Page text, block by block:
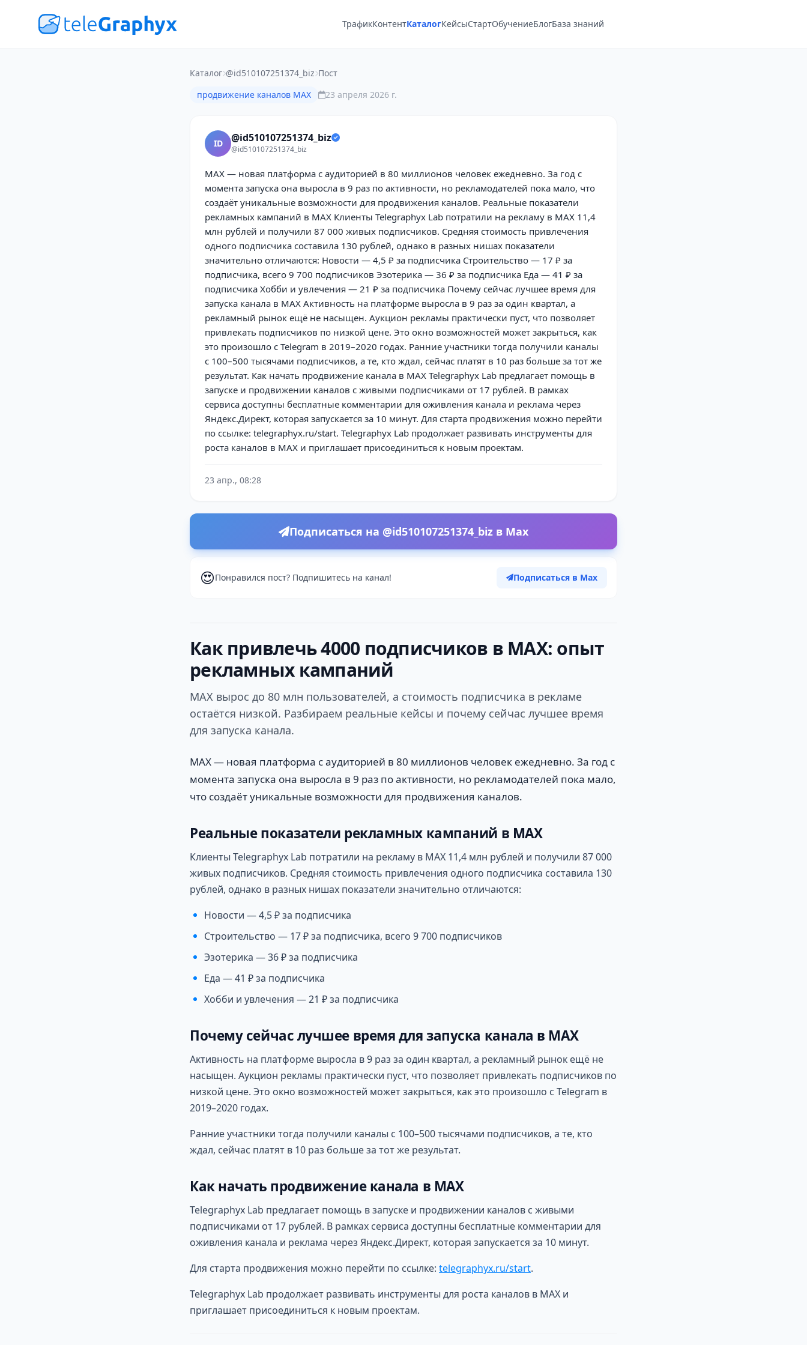
ТрафикКонтентКаталогКейсыСтартОбучениеБлогБаза знаний
Каталог @id510107251374_biz Пост
продвижение каналов MAX
23 апреля 2026 г.
ID @id510107251374_biz
@id510107251374_biz
MAX — новая платформа с аудиторией в 80 миллионов человек ежедневно. За год с
момента запуска она выросла в 9 раз по активности, но рекламодателей пока мало, что
создаёт уникальные возможности для продвижения каналов. Реальные показатели
рекламных кампаний в MAX Клиенты Telegraphyx Lab потратили на рекламу в MAX 11,4
млн рублей и получили 87 000 живых подписчиков. Средняя стоимость привлечения
одного подписчика составила 130 рублей, однако в разных нишах показатели
значительно отличаются: Новости — 4,5 ₽ за подписчика Строительство — 17 ₽ за
подписчика, всего 9 700 подписчиков Эзотерика — 36 ₽ за подписчика Еда — 41 ₽ за
подписчика Хобби и увлечения — 21 ₽ за подписчика Почему сейчас лучшее время для
запуска канала в MAX Активность на платформе выросла в 9 раз за один квартал, а
рекламный рынок ещё не насыщен. Аукцион рекламы практически пуст, что позволяет
привлекать подписчиков по низкой цене. Это окно возможностей может закрыться, как
это произошло с Telegram в 2019–2020 годах. Ранние участники тогда получили каналы
с 100–500 тысячами подписчиков, а те, кто ждал, сейчас платят в 10 раз больше за тот же
результат. Как начать продвижение канала в MAX Telegraphyx Lab предлагает помощь в
запуске и продвижении каналов с живыми подписчиками от 17 рублей. В рамках
сервиса доступны бесплатные комментарии для оживления канала и реклама через
Яндекс.Директ, которая запускается за 10 минут. Для старта продвижения можно перейти
по ссылке: telegraphyx.ru/start. Telegraphyx Lab продолжает развивать инструменты для
роста каналов в MAX и приглашает присоединиться к новым проектам.
23 апр., 08:28
Подписаться на @id510107251374_biz в Max
😍Понравился пост? Подпишитесь на канал! Подписаться в Max
Как привлечь 4000 подписчиков в MAX: опыт
рекламных кампаний
MAX вырос до 80 млн пользователей, а стоимость подписчика в рекламе
остаётся низкой. Разбираем реальные кейсы и почему сейчас лучшее время
для запуска канала.
MAX — новая платформа с аудиторией в 80 миллионов человек ежедневно. За год с
момента запуска она выросла в 9 раз по активности, но рекламодателей пока мало,
что создаёт уникальные возможности для продвижения каналов.
Реальные показатели рекламных кампаний в MAX
Клиенты Telegraphyx Lab потратили на рекламу в MAX 11,4 млн рублей и получили 87 000
живых подписчиков. Средняя стоимость привлечения одного подписчика составила 130
рублей, однако в разных нишах показатели значительно отличаются:
Новости — 4,5 ₽ за подписчика
Строительство — 17 ₽ за подписчика, всего 9 700 подписчиков
Эзотерика — 36 ₽ за подписчика
Еда — 41 ₽ за подписчика
Хобби и увлечения — 21 ₽ за подписчика
Почему сейчас лучшее время для запуска канала в MAX
Активность на платформе выросла в 9 раз за один квартал, а рекламный рынок ещё не
насыщен. Аукцион рекламы практически пуст, что позволяет привлекать подписчиков по
низкой цене. Это окно возможностей может закрыться, как это произошло с Telegram в
2019–2020 годах.
Ранние участники тогда получили каналы с 100–500 тысячами подписчиков, а те, кто
ждал, сейчас платят в 10 раз больше за тот же результат.
Как начать продвижение канала в MAX
Telegraphyx Lab предлагает помощь в запуске и продвижении каналов с живыми
подписчиками от 17 рублей. В рамках сервиса доступны бесплатные комментарии для
оживления канала и реклама через Яндекс.Директ, которая запускается за 10 минут.
Для старта продвижения можно перейти по ссылке: telegraphyx.ru/start.
Telegraphyx Lab продолжает развивать инструменты для роста каналов в MAX и
приглашает присоединиться к новым проектам.